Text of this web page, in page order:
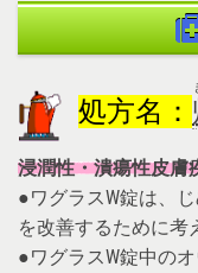
処方名：
浸潤性・潰瘍性皮膚
●ワグラスW錠は、
を改善するために考
●ワグラスW錠中の